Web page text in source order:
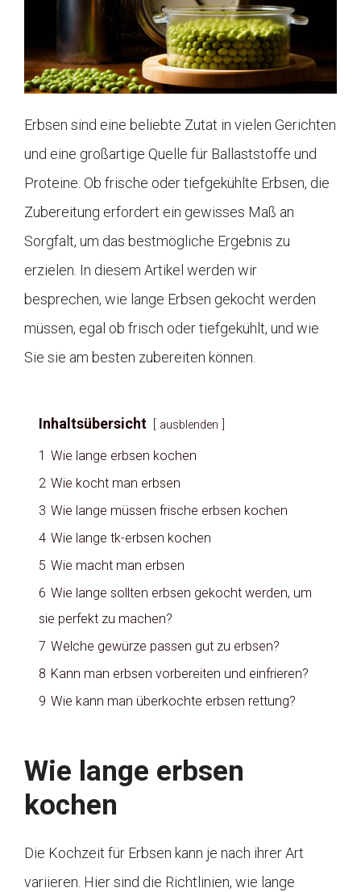
Erbsen sind eine beliebte Zutat in vielen Gerichten
und eine großartige Quelle für Ballaststoffe und
Proteine. Ob frische oder tiefgekühlte Erbsen, die
Zubereitung erfordert ein gewisses Maß an
Sorgfalt, um das bestmögliche Ergebnis zu
erzielen. In diesem Artikel werden wir
besprechen, wie lange Erbsen gekocht werden
müssen, egal ob frisch oder tiefgekühlt, und wie
Sie sie am besten zubereiten können.
Inhaltsübersicht ausblenden
1 Wie lange erbsen kochen
2 Wie kocht man erbsen
3 Wie lange müssen frische erbsen kochen
4 Wie lange tk-erbsen kochen
5 Wie macht man erbsen
6 Wie lange sollten erbsen gekocht werden, um
sie perfekt zu machen?
7 Welche gewürze passen gut zu erbsen?
8 Kann man erbsen vorbereiten und einfrieren?
9 Wie kann man überkochte erbsen rettung?
Wie lange erbsen
kochen
Die Kochzeit für Erbsen kann je nach ihrer Art
variieren. Hier sind die Richtlinien, wie lange